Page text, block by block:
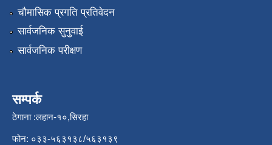
चौमासिक प्रगति प्रतिवेदन
सार्वजनिक सुनुवाई
सार्वजनिक परीक्षण
सम्पर्क
ठेगाना :लहान-१०,सिरहा
फोन: ०३३-५६३१३८/५६३१३९